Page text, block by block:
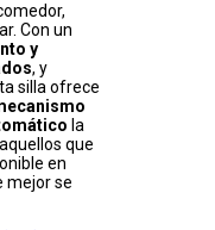
Con un
y
, y
silla ofrece
la
que
en
mejor se